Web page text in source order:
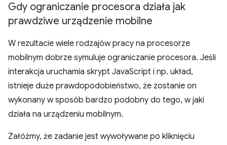
Gdy ograniczanie procesora działa jak
prawdziwe urządzenie mobilne
W rezultacie wiele rodzajów pracy na procesorze
mobilnym dobrze symuluje ograniczanie procesora. Jeśli
interakcja uruchamia skrypt JavaScript i np. układ,
istnieje duże prawdopodobieństwo, że zostanie on
wykonany w sposób bardzo podobny do tego, w jaki
działa na urządzeniu mobilnym.
Załóżmy, że zadanie jest wywoływane po kliknięciu